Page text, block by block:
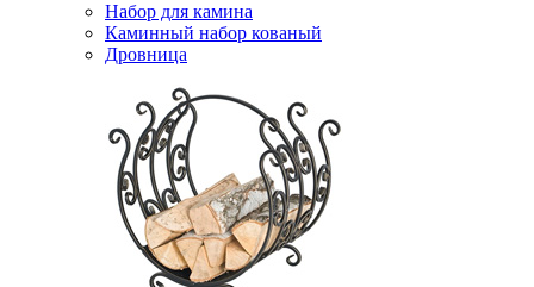
Набор для камина
Каминный набор кованый
Дровница